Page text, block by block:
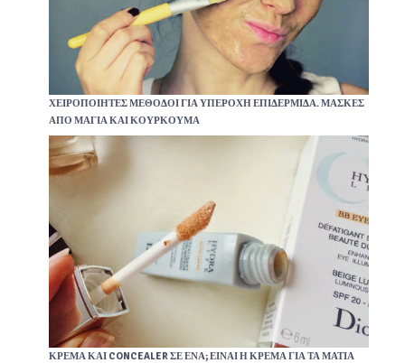
ΧΕΙΡΟΠΟΙΉΤΕΣ ΜΈΘΟΔΟΙ ΓΙΑ ΥΠΈΡΟΧΗ ΕΠΙΔΕΡΜΊΔΑ. ΜΆΣΚΕΣ
ΑΠΌ ΜΑΓΙΆ ΚΑΙ ΚΟΥΡΚΟΥΜΆ
ΚΡΈΜΑ ΚΑΙ CONCEALER ΣΕ ΈΝΑ; ΕΊΝΑΙ Η ΚΡΈΜΑ ΓΙΑ ΤΑ ΜΆΤΙΑ